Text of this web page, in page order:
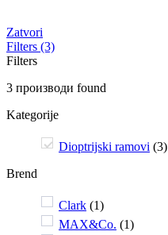
Zatvori
Filters (3)
Filters
3 производи found
Kategorije
Dioptrijski ramovi (3)
Brend
Clark (1)
MAX&Co. (1)